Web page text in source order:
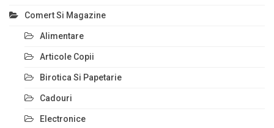
Comert Si Magazine
Alimentare
Articole Copii
Birotica Si Papetarie
Cadouri
Electronice